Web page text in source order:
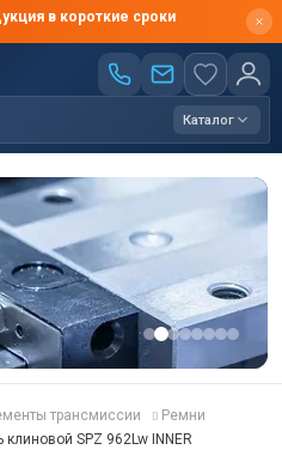
в короткие сроки
Каталог
трансмиссии
Ремни
клиновой SPZ 962Lw INNER